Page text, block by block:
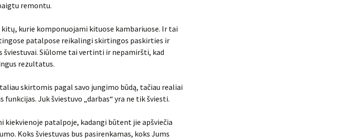
remontu.
kurie komponuojami kituose kambariuose. Ir tai
patalpose reikalingi skirtingos paskirties ir
Siūlome tai vertinti ir nepamiršti, kad
rezultatus.
skirtomis pagal savo jungimo būdą, tačiau realiai
Juk šviestuvo „darbas“ yra ne tik šviesti.
kiekvienoje patalpoje, kadangi būtent jie apšviečia
Koks šviestuvas bus pasirenkamas, koks Jums